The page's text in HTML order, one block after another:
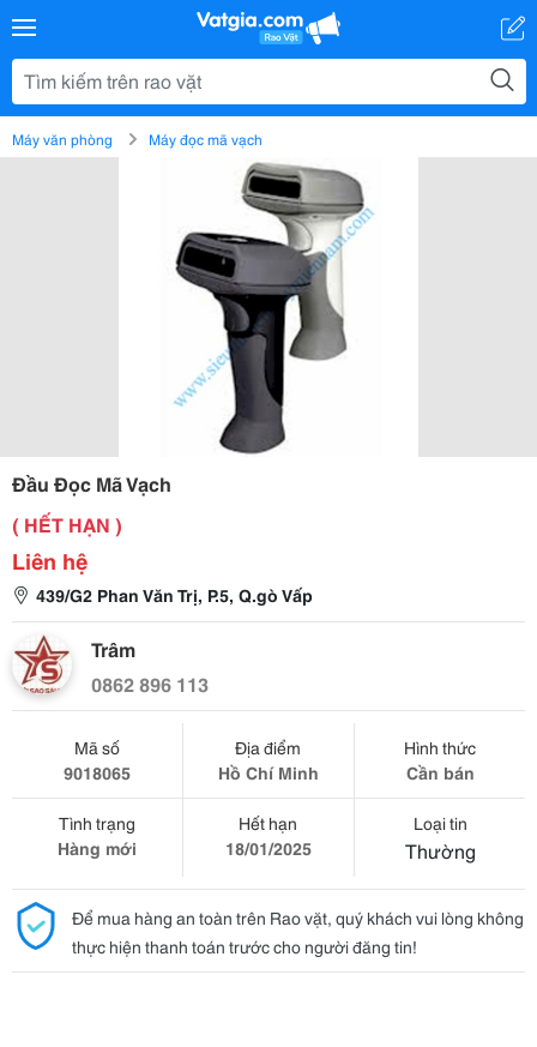
Máy văn phòng Máy đọc mã vạch
Đầu Đọc Mã Vạch
( HẾT HẠN )
Liên hệ
439/G2 Phan Văn Trị, P.5, Q.gò Vấp
Trâm
0862 896 113
Mã số
9018065
Địa điểm
Hồ Chí Minh
Hình thức
Cần bán
Tình trạng
Hàng mới
Hết hạn
18/01/2025
Loại tin
Thường
Để mua hàng an toàn trên Rao vặt, quý khách vui lòng không
thực hiện thanh toán trước cho người đăng tin!